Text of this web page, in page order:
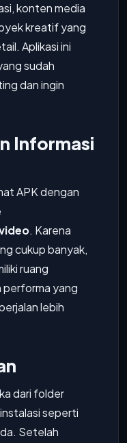
konten media
kreatif yang
Aplikasi ini
sudah
dan ingin
Informasi
APK dengan
. Karena
cukup banyak,
ruang
performa yang
lebih
dari folder
seperti
Setelah